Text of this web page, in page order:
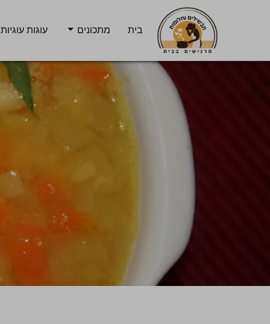
בית מתכונים עוגות